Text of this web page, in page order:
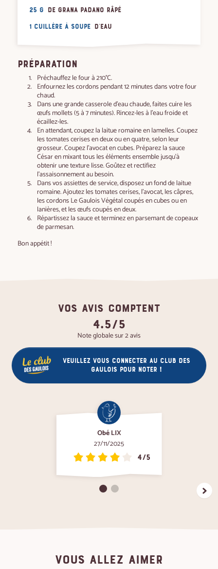
25 g de Grana Padano râpé
1 cuillère à soupe d'eau
PRÉPARATION
Préchauffez le four à 210°C.
Enfournez les cordons pendant 12 minutes dans votre four
chaud.
Dans une grande casserole d’eau chaude, faites cuire les
œufs mollets (5 à 7 minutes). Rincez-les à l’eau froide et
écaillez-les.
En attendant, coupez la laitue romaine en lamelles. Coupez
les tomates cerises en deux ou en quatre, selon leur
grosseur. Coupez l’avocat en cubes. Préparez la sauce
César en mixant tous les éléments ensemble jusqu’à
obtenir une texture lisse. Goûtez et rectifiez
l’assaisonnement au besoin.
Dans vos assiettes de service, disposez un fond de laitue
romaine. Ajoutez les tomates cerises, l’avocat, les câpres,
les cordons Le Gaulois Végétal coupés en cubes ou en
lanières, et les œufs coupés en deux.
Répartissez la sauce et terminez en parsemant de copeaux
de parmesan.
Bon appétit !
VOS AVIS COMPTENT
4.5/5
Note globale sur 2 avis
Veuillez vous connecter au club des
gaulois pour noter !
Obé LIX
27/11/2025
4/5
VOUS ALLEZ AIMER